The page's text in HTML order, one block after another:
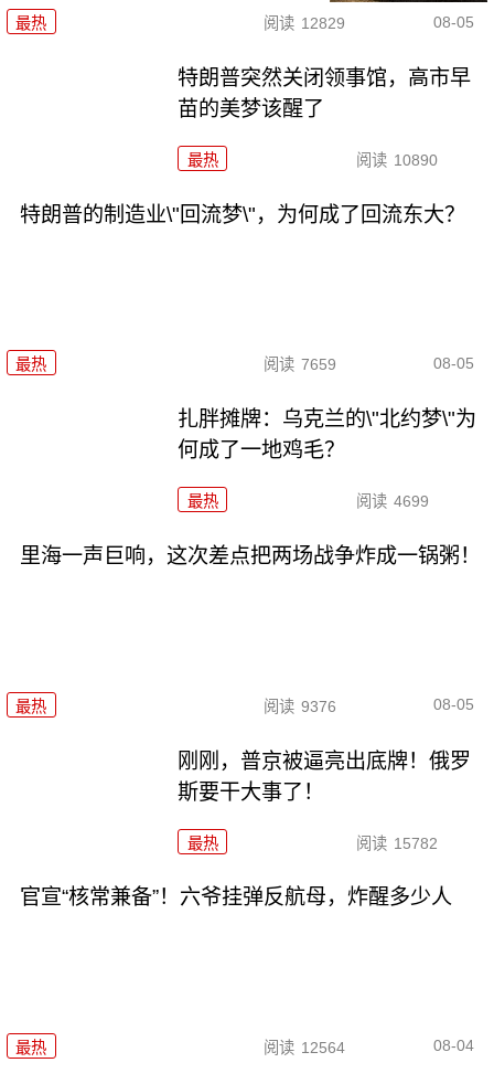
最热 阅读 12829 08-05
特朗普突然关闭领事馆，高市早
苗的美梦该醒了
最热 阅读 10890
特朗普的制造业\"回流梦\"，为何成了回流东大？
最热 阅读 7659 08-05
扎胖摊牌：乌克兰的\"北约梦\"为
何成了一地鸡毛？
最热 阅读 4699
里海一声巨响，这次差点把两场战争炸成一锅粥！
最热 阅读 9376 08-05
刚刚，普京被逼亮出底牌！俄罗
斯要干大事了！
最热 阅读 15782
官宣“核常兼备”！六爷挂弹反航母，炸醒多少人
最热 阅读 12564 08-04